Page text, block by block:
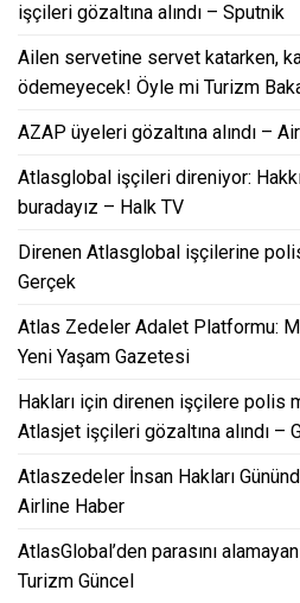
işçileri gözaltına alındı – Sputnik
Ailen servetine servet katarken,
ödemeyecek! Öyle mi Turizm
AZAP üyeleri gözaltına alındı –
Atlasglobal işçileri direniyor:
buradayız – Halk TV
Direnen Atlasglobal işçilerine
Gerçek
Atlas Zedeler Adalet Platformu:
Yeni Yaşam Gazetesi
Hakları için direnen işçilere polis
Atlasjet işçileri gözaltına alındı –
Atlaszedeler İnsan Hakları
Airline Haber
AtlasGlobal’den parasını
Turizm Güncel